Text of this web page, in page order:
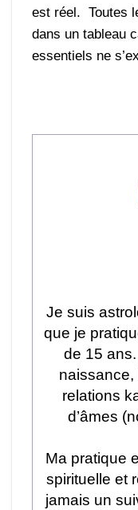
est réel. Toutes
dans un tableau
essentiels ne
Je suis
que je
de 15
naissance,
relations
d’âmes
Ma pratique
spirituelle et
jamais un